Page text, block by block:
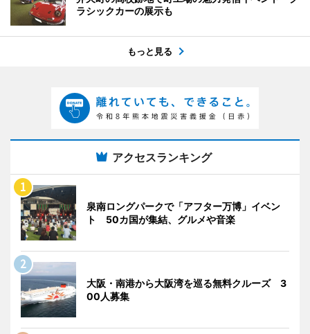
ラシックカーの展示も
もっと見る
アクセスランキング
泉南ロングパークで「アフター万博」イベン
ト 50カ国が集結、グルメや音楽
大阪・南港から大阪湾を巡る無料クルーズ 3
00人募集